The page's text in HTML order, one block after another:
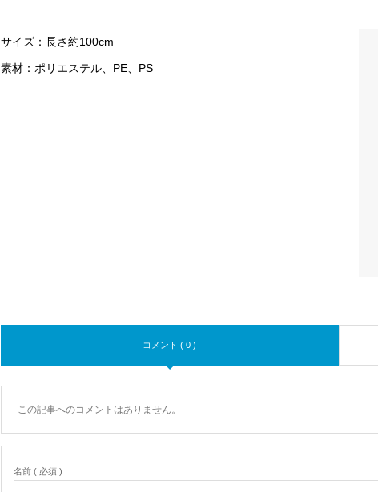
サイズ：長さ約100cm
素材：ポリエステル、PE、PS
コメント ( 0 )
この記事へのコメントはありません。
名前 ( 必須 )